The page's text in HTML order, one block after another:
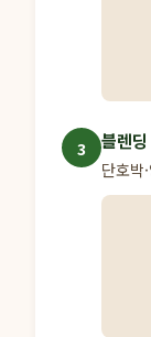
3 블렌딩
단호박